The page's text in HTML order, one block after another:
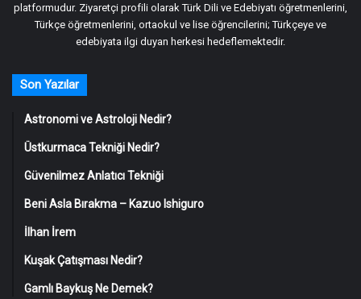
platformudur. Ziyaretçi profili olarak Türk Dili ve Edebiyatı öğretmenlerini,
Türkçe öğretmenlerini, ortaokul ve lise öğrencilerini; Türkçeye ve
edebiyata ilgi duyan herkesi hedeflemektedir.
Son Yazılar
Astronomi ve Astroloji Nedir?
Üstkurmaca Tekniği Nedir?
Güvenilmez Anlatıcı Tekniği
Beni Asla Bırakma – Kazuo Ishiguro
İlhan İrem
Kuşak Çatışması Nedir?
Gamlı Baykuş Ne Demek?